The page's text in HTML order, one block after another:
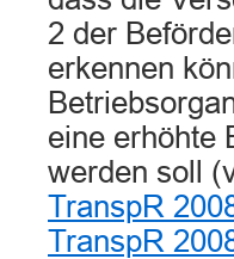
2 der
erkennen
eine erhöhte
werden soll
TranspR
TranspR